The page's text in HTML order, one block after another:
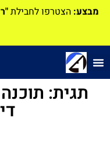
מבצע: הצטרפו לחבילת
תגית: